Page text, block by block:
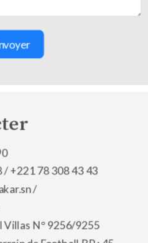
/+221 78 308 43 43
/
Villas N° 9256/9255